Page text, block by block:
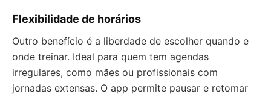
Flexibilidade de horários
Outro benefício é a liberdade de escolher quando e
onde treinar. Ideal para quem tem agendas
irregulares, como mães ou profissionais com
jornadas extensas. O app permite pausar e retomar